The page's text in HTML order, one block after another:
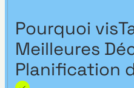
Pourquoi
Meilleures
Planification